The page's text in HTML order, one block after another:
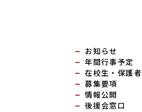
お知らせ
年間行事予定
在校生・保護
募集要項
情報公開
後援会窓口